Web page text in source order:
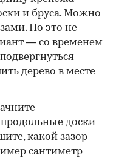
и бруса. Можно
Но это не
— со временем
дерево в месте
доски
какой зазор
сантиметр